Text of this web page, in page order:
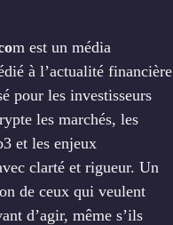
m est un média
à l’actualité financière
pour les investisseurs
les marchés, les
et les enjeux
clarté et rigueur. Un
de ceux qui veulent
d’agir, même s’ils